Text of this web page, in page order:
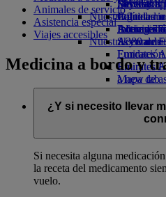
Bebidas
Nuestra flota
Boeing
A380 de
Emirates
Emirates
Mapa de
Diversión
Juguetes
Política
Informes
Nuestras
Emirates
a new tab
Patrocinios
Skywards
Inicie
Móvil y
Cancelar
Acerca de
Animales de servicio
Asistencia especial
Viajes accesibles
Medicina a bordo y
¿Y si necesito llevar
Si necesita alguna
la receta del medicamento
vuelo.